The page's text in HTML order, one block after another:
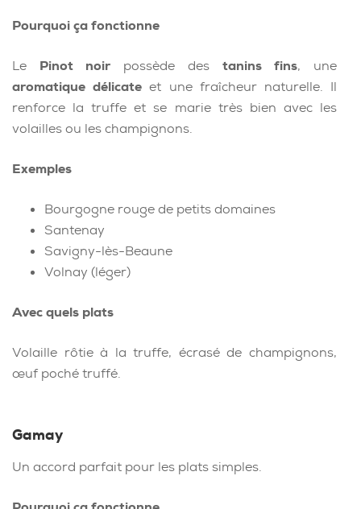
Pourquoi ça fonctionne
Le Pinot noir possède des tanins fins, une
aromatique délicate et une fraîcheur naturelle. Il
renforce la truffe et se marie très bien avec les
volailles ou les champignons.
Exemples
Bourgogne rouge de petits domaines
Santenay
Savigny-lès-Beaune
Volnay (léger)
Avec quels plats
Volaille rôtie à la truffe, écrasé de champignons,
œuf poché truffé.
Gamay
Un accord parfait pour les plats simples.